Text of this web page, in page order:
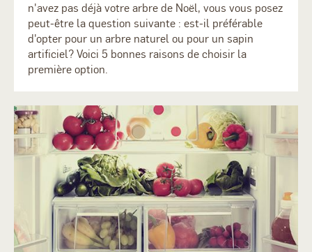
n'avez pas déjà votre arbre de Noël, vous vous posez
peut-être la question suivante : est-il préférable
d'opter pour un arbre naturel ou pour un sapin
artificiel? Voici 5 bonnes raisons de choisir la
première option.